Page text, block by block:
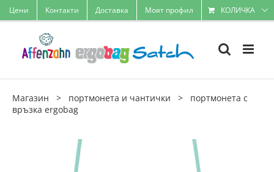
Skip
to
Цени Контакти Доставка Моят профил КОЛИЧКА
Магазин > портмонета и чантички > портмонета с
връзка ergobag